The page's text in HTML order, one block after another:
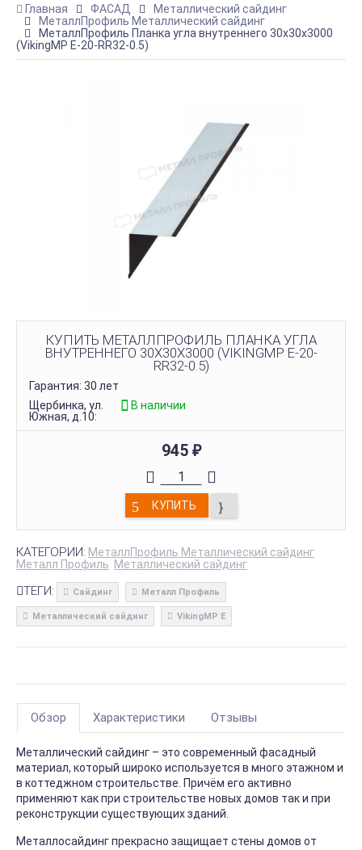
Главная ФАСАД
Металлический сайдинг
МеталлПрофиль Металлический сайдинг
МеталлПрофиль Планка угла внутреннего 30х30х3000
(VikingMP E-20-RR32-0.5)
КУПИТЬ МЕТАЛЛПРОФИЛЬ ПЛАНКА УГЛА
ВНУТРЕННЕГО 30Х30Х3000 (VIKINGMP E-20-
RR32-0.5)
Гарантия: 30 лет
Щербинка, ул.
Южная, д.10:
В наличии
945 ₽
КУПИТЬ
КАТЕГОРИИ: МеталлПрофиль Металлический сайдинг
Металл Профиль Металлический сайдинг
ТЕГИ: Сайдинг Металл Профиль
Металлический сайдинг VikingMP E
Обзор Характеристики Отзывы
Металлический сайдинг – это современный фасадный
материал, который широко используется в много этажном и
в коттеджном строительстве. Причём его активно
применяют как при строительстве новых домов так и при
реконструкции существующих зданий.
Металлосайдинг прекрасно защищает стены домов от